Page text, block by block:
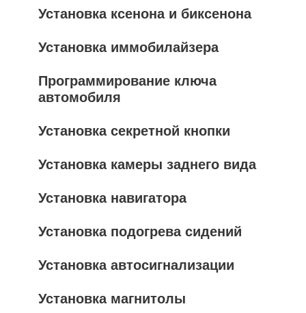
Установка ксенона и биксенона
Установка иммобилайзера
Программирование ключа
автомобиля
Установка секретной кнопки
Установка камеры заднего вида
Установка навигатора
Установка подогрева сидений
Установка автосигнализации
Установка магнитолы